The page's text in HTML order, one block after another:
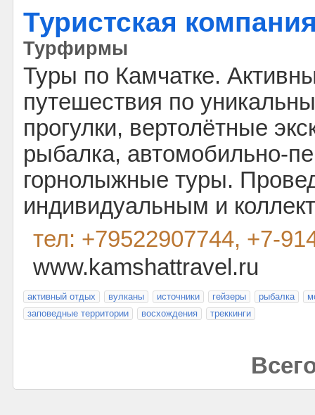
Туристская
Турфирмы
Туры по Камчатке.
путешествия по
прогулки, вертолётные
рыбалка, автомобильно-
горнолыжные туры.
индивидуальным и
тел: +79522907744, +7-
www.kamshattravel.ru
активный отдых вулканы источники гейзеры рыбалка
заповедные территории
восхождения треккинги